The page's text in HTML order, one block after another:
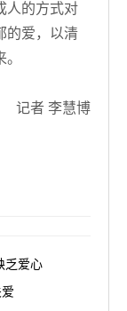
人的方式对
的爱，以清
记者 李慧博
乏爱心